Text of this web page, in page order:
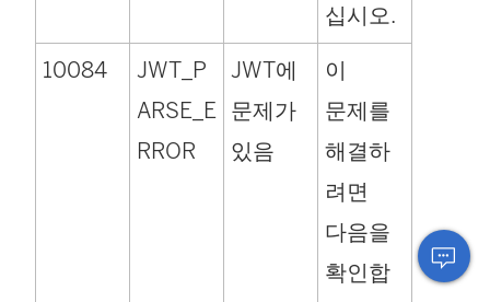
십시오.
10084
JWT_P
ARSE_E
RROR
JWT에
문제가
있음
이
문제를
해결하
려면
다음을
확인합